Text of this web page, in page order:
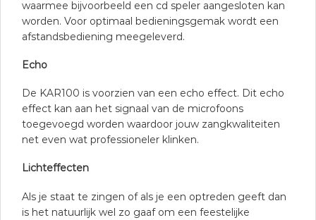
waarmee bijvoorbeeld een cd speler aangesloten kan
worden. Voor optimaal bedieningsgemak wordt een
afstandsbediening meegeleverd.
Echo
De KAR100 is voorzien van een echo effect. Dit echo
effect kan aan het signaal van de microfoons
toegevoegd worden waardoor jouw zangkwaliteiten
net even wat professioneler klinken.
Lichteffecten
Als je staat te zingen of als je een optreden geeft dan
is het natuurlijk wel zo gaaf om een feestelijke